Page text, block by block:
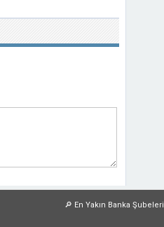
🔎 En Yakın Banka Şubeleri